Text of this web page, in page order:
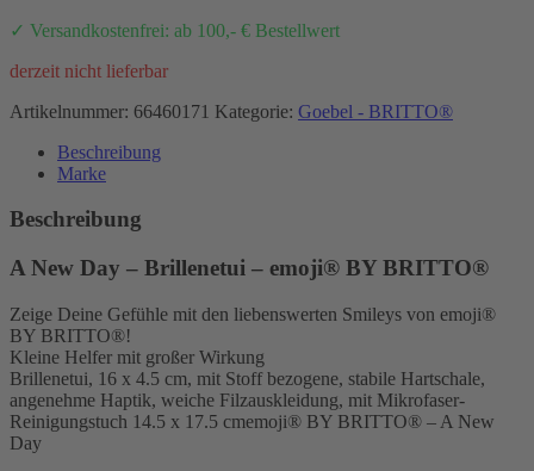
✓ Versandkostenfrei: ab 100,- € Bestellwert
derzeit nicht lieferbar
Artikelnummer: 66460171 Kategorie: Goebel - BRITTO®
Beschreibung
Marke
Beschreibung
A New Day – Brillenetui – emoji® BY BRITTO®
Zeige Deine Gefühle mit den liebenswerten Smileys von emoji®
BY BRITTO®!
Kleine Helfer mit großer Wirkung
Brillenetui, 16 x 4.5 cm, mit Stoff bezogene, stabile Hartschale,
angenehme Haptik, weiche Filzauskleidung, mit Mikrofaser-
Reinigungstuch 14.5 x 17.5 cmemoji® BY BRITTO® – A New
Day